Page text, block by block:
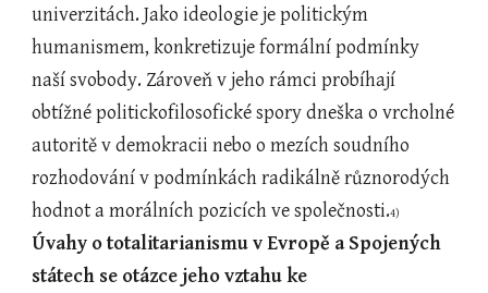
univerzitách. Jako ideologie je politickým
humanismem, konkretizuje formální podmínky
naší svobody. Zároveň v jeho rámci probíhají
obtížné politickofilosofické spory dneška o vrcholné
autoritě v demokracii nebo o mezích soudního
rozhodování v podmínkách radikálně různorodých
hodnot a morálních pozicích ve společnosti.4)
Úvahy o totalitarianismu v Evropě a Spojených
státech se otázce jeho vztahu ke